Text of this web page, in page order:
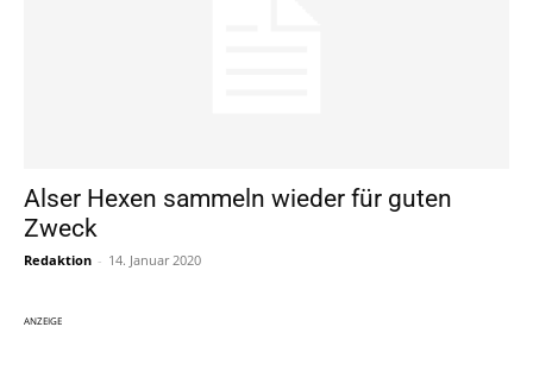
Alser Hexen sammeln wieder für guten
Zweck
Redaktion - 14. Januar 2020
ANZEIGE